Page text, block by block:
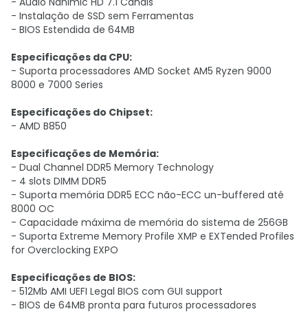
- Instalação de SSD sem Ferramentas
- BIOS Estendida de 64MB
Especificações da CPU:
- Suporta processadores AMD Socket AM5 Ryzen 9000
8000 e 7000 Series
Especificações do Chipset:
- AMD B850
Especificações de Memória:
- Dual Channel DDR5 Memory Technology
- 4 slots DIMM DDR5
- Suporta memória DDR5 ECC não-ECC un-buffered até
8000 OC
- Capacidade máxima de memória do sistema de 256GB
- Suporta Extreme Memory Profile XMP e EXTended Profiles
for Overclocking EXPO
Especificações de BIOS:
- 512Mb AMI UEFI Legal BIOS com GUI support
- BIOS de 64MB pronta para futuros processadores